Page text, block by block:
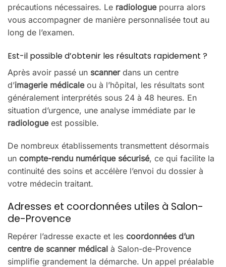
précautions nécessaires. Le radiologuepourra alors
vous accompagner de manière personnalisée tout au
long de l’examen.
Est-il possible d’obtenir les résultats rapidement ?
Après avoir passé un scannerdans un centre
d’imagerie médicaleou à l’hôpital, les résultats sont
généralement interprétés sous 24 à 48 heures. En
situation d’urgence, une analyse immédiate par le
radiologueest possible.
De nombreux établissements transmettent désormais
un compte-rendu numérique sécurisé, ce qui facilite la
continuité des soins et accélère l’envoi du dossier à
votre médecin traitant.
Adresses et coordonnées utiles à Salon-
de-Provence
Repérer l’adresse exacte et les coordonnées d’un
centre de scanner médical à Salon-de-Provence
simplifie grandement la démarche. Un appel préalable